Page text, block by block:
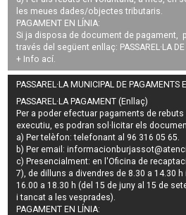
les meues dades/objectes tributaris.
PAGAMENT EN LÍNIA:
Si ja disposa de document de pagament,
través del següent enllaç: PASSAREL·LA
+ Info ací
PASSAREL·LA MUNICIPAL DE PAGAMENTS
PASSAREL·LA PAGAMENT (Enllaç)
Per a poder efectuar pagaments derebuts
executiu, es podran sol·licitar els
a) Per telèfon: telefonant al 96 316 05 65.
b) Per email:
c) Presencialment: en l'Oficina de
7), de dilluns a divendres de 8.30 a 14.30
16.00 a 18.30 h (del 15 de juny al 15 de
i tancat a les vesprades).
PAGAMENT EN LÍNIA: